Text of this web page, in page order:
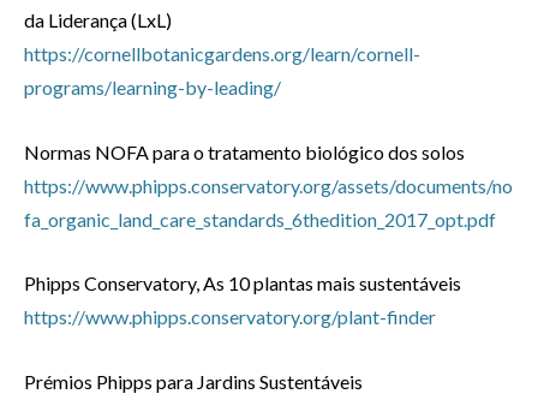
da Liderança (LxL)
https://cornellbotanicgardens.org/learn/cornell-
programs/learning-by-leading/
Normas NOFA para o tratamento biológico dos solos
https://www.phipps.conservatory.org/assets/documents/no
fa_organic_land_care_standards_6thedition_2017_opt.pdf
Phipps Conservatory, As 10 plantas mais sustentáveis
https://www.phipps.conservatory.org/plant-finder
Prémios Phipps para Jardins Sustentáveis